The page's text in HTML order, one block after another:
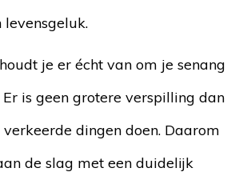
je er écht van om je senang
Er is geen grotere verspilling dan
dingen doen. Daarom
de slag met een duidelijk